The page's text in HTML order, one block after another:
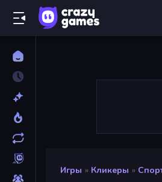
Игры » Кликеры »